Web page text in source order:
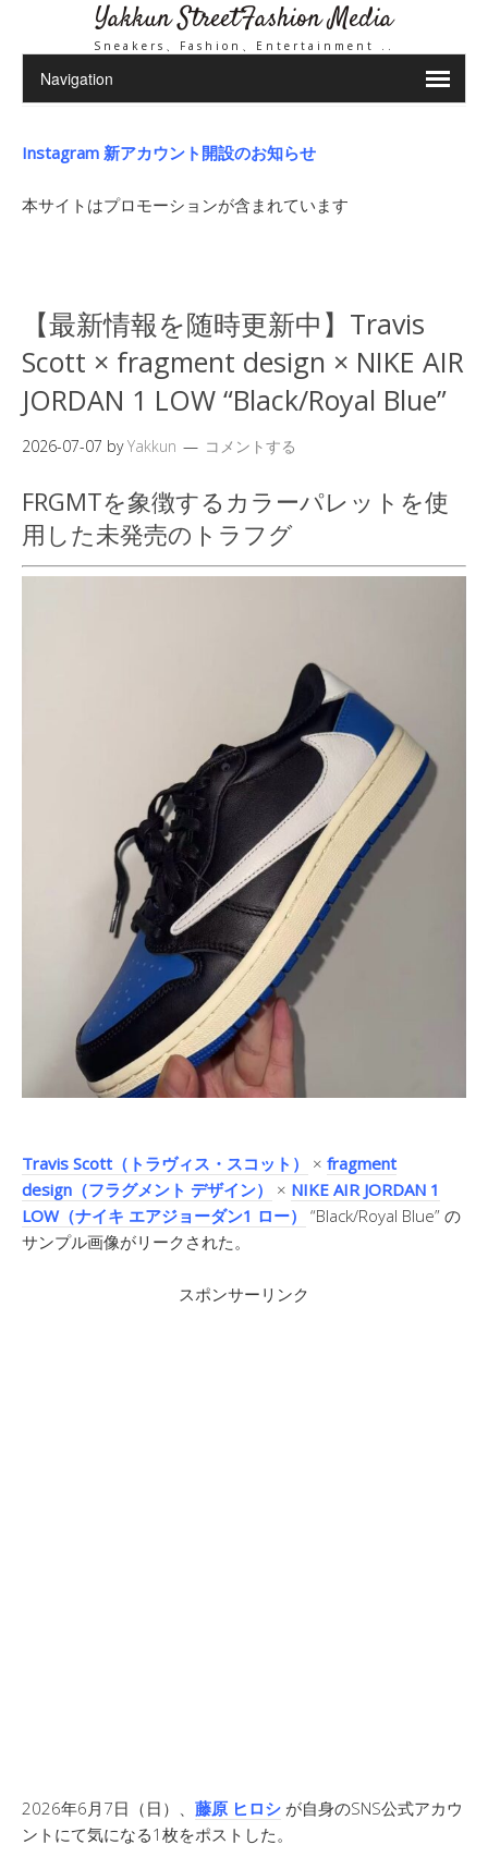
Yakkun StreetFashion Media
Sneakers、Fashion、Entertainment ..
Instagram 新アカウント開設のお知らせ
本サイトはプロモーションが含まれています
【最新情報を随時更新中】Travis
Scott × fragment design × NIKE AIR
JORDAN 1 LOW “Black/Royal Blue”
2026-07-07 byYakkun コメントする
FRGMTを象徴するカラーパレットを使
用した未発売のトラフグ
Travis Scott（トラヴィス・スコット） × fragment
design（フラグメント デザイン）
× NIKE AIR JORDAN 1
LOW（ナイキ エアジョーダン1 ロー）
“Black/Royal Blue” の
サンプル画像がリークされた。
スポンサーリンク
2026年6月7日（日）、 藤原 ヒロシ が自身のSNS公式アカウ
ントにて気になる1枚をポストした。